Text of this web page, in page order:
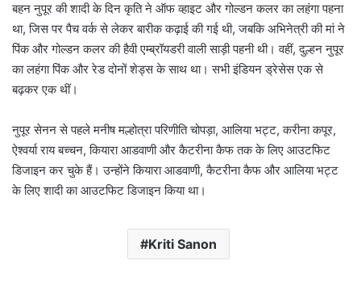
बहन नुपूर की शादी के दिन कृति ने ऑफ व्हाइट और गोल्डन कलर का लहंगा पहना
था, जिस पर पैच वर्क से लेकर बारीक कढ़ाई की गई थी, जबकि अभिनेत्री की मां ने
पिंक और गोल्डन कलर की हैवी एम्ब्रॉयडरी वाली साड़ी पहनी थी। वहीं, दुल्हन नुपूर
का लहंगा पिंक और रेड दोनों शेड्स के साथ था। सभी इंडियन ड्रेसेस एक से
बढ़कर एक थीं।
नुपूर सेनन से पहले मनीष मल्होत्रा परिणीति चोपड़ा, आलिया भट्ट, करीना कपूर,
ऐश्वर्या राय बच्चन, कियारा आडवाणी और कैटरीना कैफ तक के लिए आउटफिट
डिजाइन कर चुके हैं। उन्होंने कियारा आडवाणी, कैटरीना कैफ और आलिया भट्ट
के लिए शादी का आउटफिट डिजाइन किया था।
Kriti Sanon